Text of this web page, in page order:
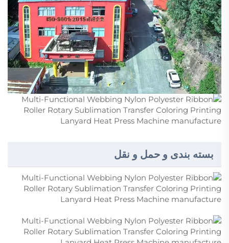
بسته بندی و حمل و نقل